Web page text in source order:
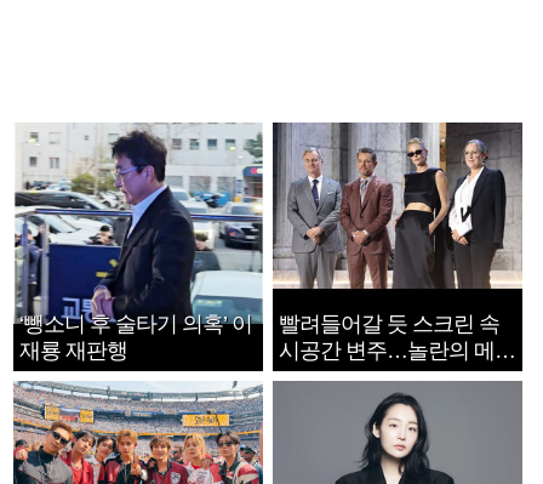
‘뺑소니 후 술타기 의혹’ 이
재룡 재판행
빨려들어갈 듯 스크린 속
시공간 변주…놀란의 메시
지는 ‘전쟁 속죄’